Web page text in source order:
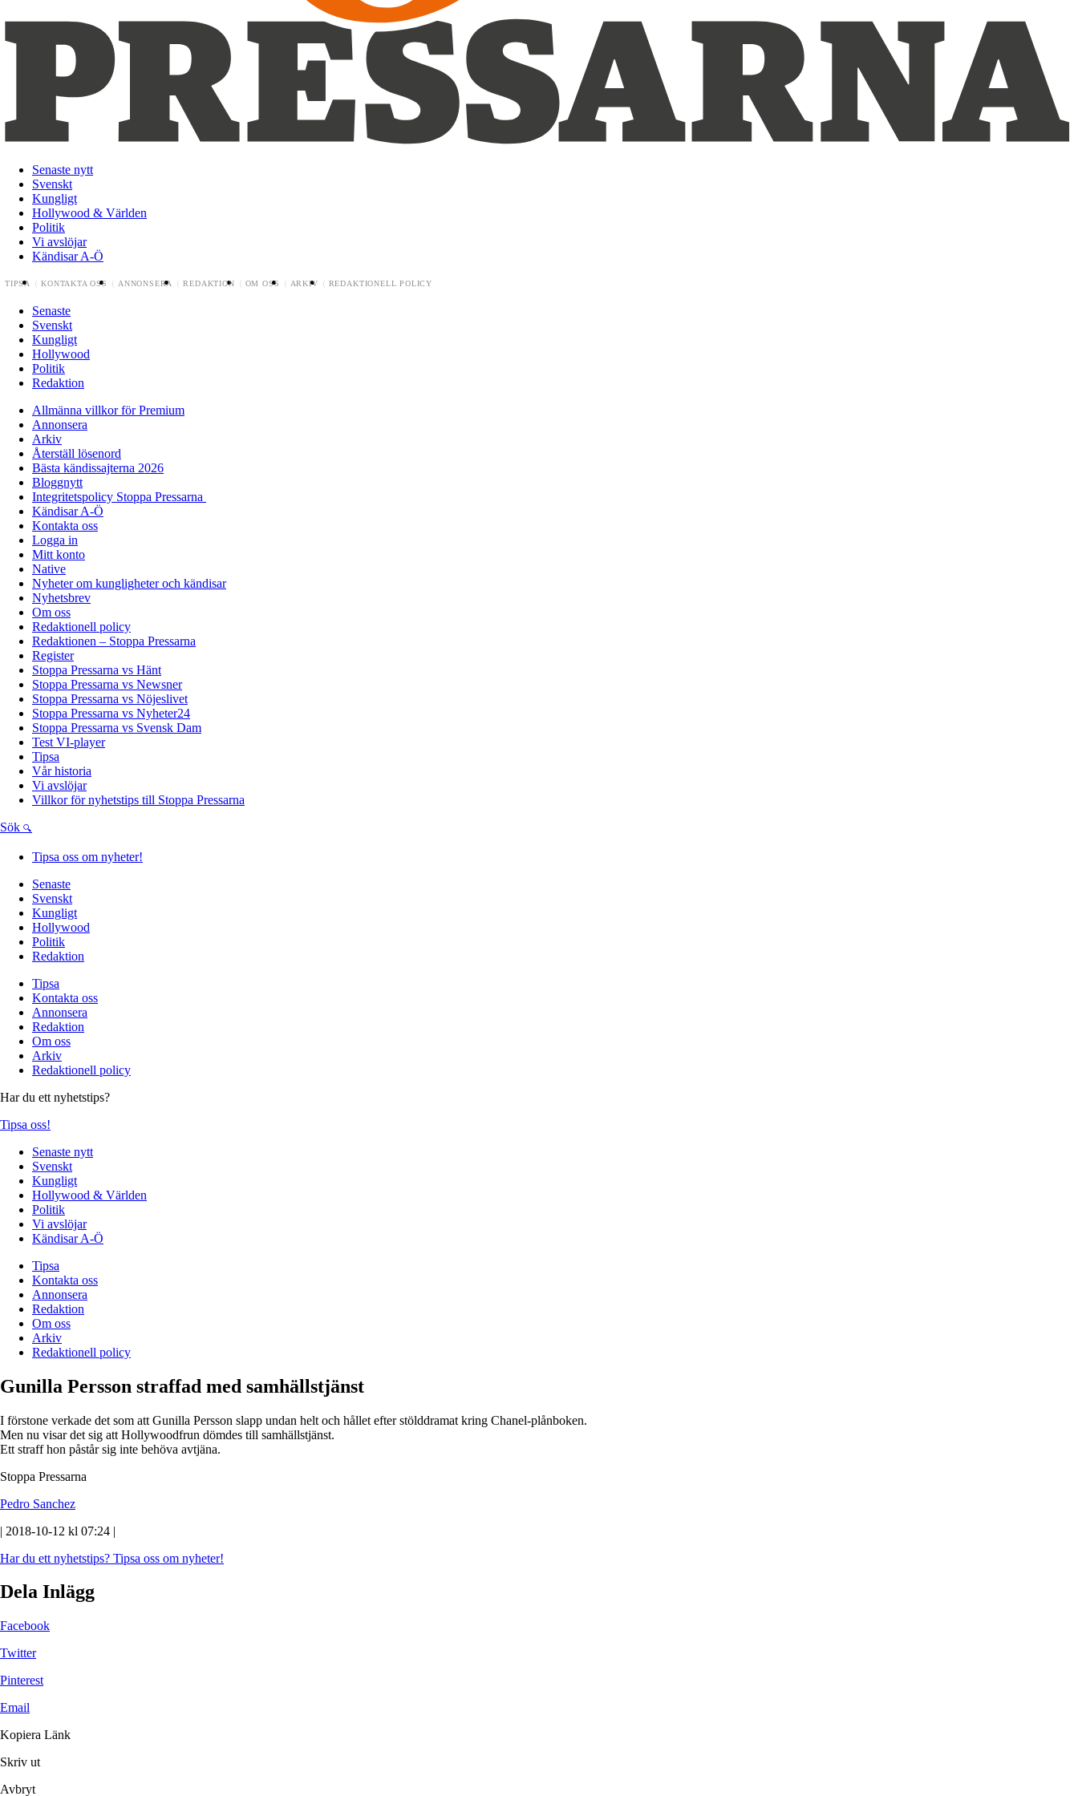
Senaste nytt
Svenskt
Kungligt
Hollywood & Världen
Politik
Vi avslöjar
Kändisar A-Ö
TIPSA KONTAKTA OSS ANNONSERA REDAKTION OM OSS ARKIV REDAKTIONELL POLICY
Senaste
Svenskt
Kungligt
Hollywood
Politik
Redaktion
Allmänna villkor för Premium
Annonsera
Arkiv
Återställ lösenord
Bästa kändissajterna 2026
Bloggnytt
Integritetspolicy Stoppa Pressarna
Kändisar A-Ö
Kontakta oss
Logga in
Mitt konto
Native
Nyheter om kungligheter och kändisar
Nyhetsbrev
Om oss
Redaktionell policy
Redaktionen – Stoppa Pressarna
Register
Stoppa Pressarna vs Hänt
Stoppa Pressarna vs Newsner
Stoppa Pressarna vs Nöjeslivet
Stoppa Pressarna vs Nyheter24
Stoppa Pressarna vs Svensk Dam
Test VI-player
Tipsa
Vår historia
Vi avslöjar
Villkor för nyhetstips till Stoppa Pressarna
Sök
Tipsa oss om nyheter!
Senaste
Svenskt
Kungligt
Hollywood
Politik
Redaktion
Tipsa
Kontakta oss
Annonsera
Redaktion
Om oss
Arkiv
Redaktionell policy
Har du ett nyhetstips?
Tipsa oss!
Senaste nytt
Svenskt
Kungligt
Hollywood & Världen
Politik
Vi avslöjar
Kändisar A-Ö
Tipsa
Kontakta oss
Annonsera
Redaktion
Om oss
Arkiv
Redaktionell policy
Gunilla Persson straffad med samhällstjänst
I förstone verkade det som att Gunilla Persson slapp undan helt och hållet efter stölddramat kring Chanel-plånboken.
Men nu visar det sig att Hollywoodfrun dömdes till samhällstjänst.
Ett straff hon påstår sig inte behöva avtjäna.
Stoppa Pressarna
Pedro Sanchez
| 2018-10-12 kl 07:24 |
Har du ett nyhetstips? Tipsa oss om nyheter!
Dela Inlägg
Facebook
Twitter
Pinterest
Email
Kopiera Länk
Skriv ut
Avbryt